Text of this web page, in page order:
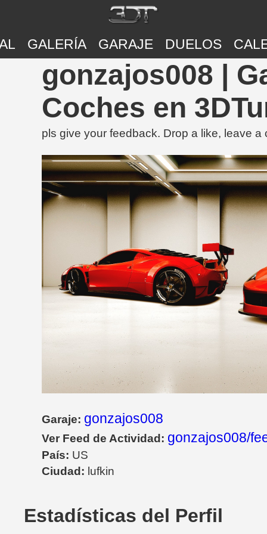
GALERÍA GARAJE DUELOS
gonzajos008 |
Coches en
pls give your feedback. Drop a like, leave a
Garaje: gonzajos008
Ver Feed de Actividad: gonzajos008/
País: US
Ciudad: lufkin
Estadísticas del Perfil